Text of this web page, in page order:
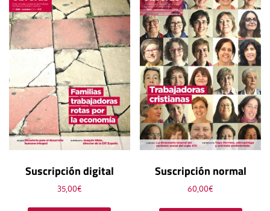
Suscripción digital
35,00€
Suscripción normal
60,00€